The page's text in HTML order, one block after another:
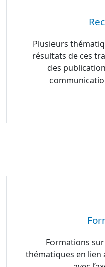
Plusieurs
résultats de ces
des
Formations
thématiques en lien